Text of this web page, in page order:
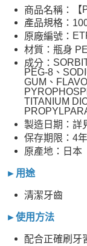
商品名稱：
產品規格：
原廠編號：
材質：瓶身
成分：
PEG-8、
GUM、
TITANIUM
製造日期：詳
保存期限：4年
原產地：日本
►用途
清潔牙齒
►使用方法
配合正確刷牙